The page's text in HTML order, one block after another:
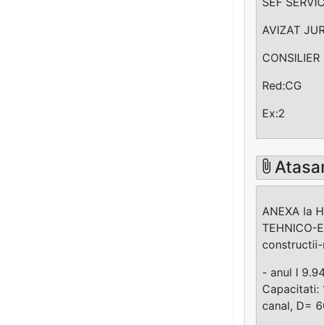
AVIZAT
Red:CG
Ex:2
ANEXA la
TEHNICO-
constructii-
- anul I
Capacitati:
canal, D=